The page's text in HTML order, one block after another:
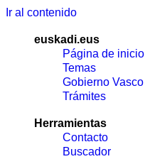
Ir al contenido
euskadi.eus
Página de inicio
Temas
Gobierno Vasco
Trámites
Herramientas
Contacto
Buscador